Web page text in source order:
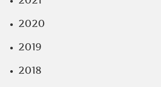
2020
2019
2018